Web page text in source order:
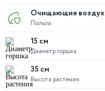
Польза:
Очищающие воздух
Диаметр горшка:
15 см
Высота растения:
35 см